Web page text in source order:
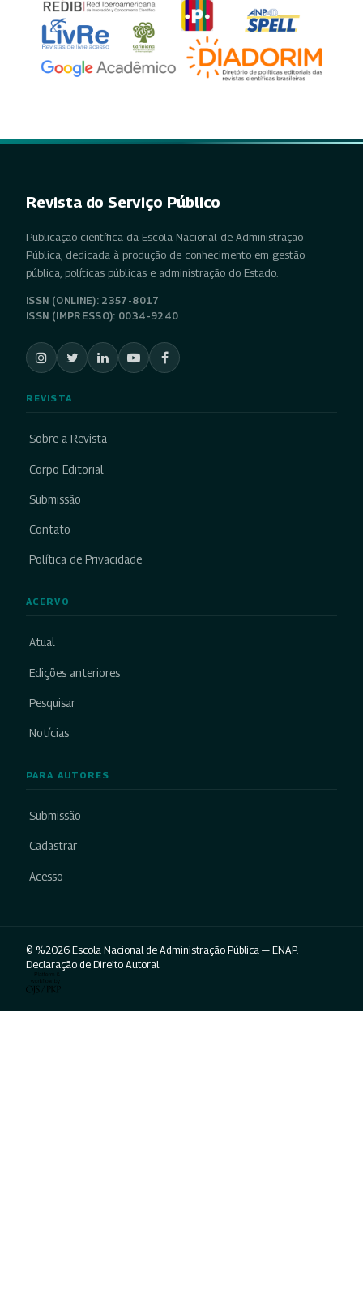
Revista do Serviço Público
Publicação científica da Escola Nacional de Administração
Pública, dedicada à produção de conhecimento em gestão
pública, políticas públicas e administração do Estado.
ISSN (ONLINE): 2357-8017
ISSN (IMPRESSO): 0034-9240
REVISTA
Sobre a Revista
Corpo Editorial
Submissão
Contato
Política de Privacidade
ACERVO
Atual
Edições anteriores
Pesquisar
Notícias
PARA AUTORES
Submissão
Cadastrar
Acesso
© %2026 Escola Nacional de Administração Pública — ENAP.
Declaração de Direito Autoral